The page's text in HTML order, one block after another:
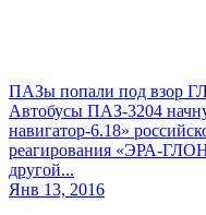
ПАЗы попали под взор
Автобусы ПАЗ-3204
навигатор-6.18»
реагирования «ЭРА-
другой...
Янв 13, 2016